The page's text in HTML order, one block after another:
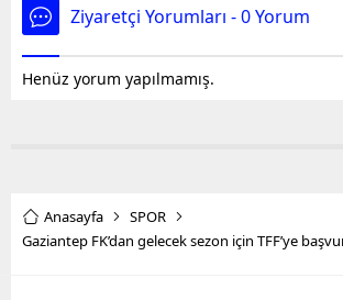
Ziyaretçi Yorumları - 0 Yorum
Henüz yorum yapılmamış.
Anasayfa
SPOR
Gaziantep FK’dan gelecek sezon için TFF’ye